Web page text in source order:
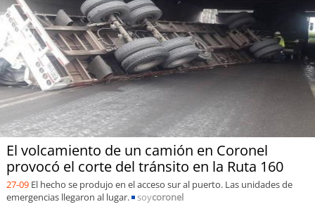
El volcamiento de un camión en Coronel
provocó el corte del tránsito en la Ruta 160
27-09 El hecho se produjo en el acceso sur al puerto. Las unidades de
emergencias llegaron al lugar.
soycoronel